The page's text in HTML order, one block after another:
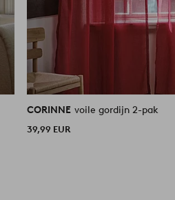
CORINNE voile gordijn 2-pak
39,99 EUR